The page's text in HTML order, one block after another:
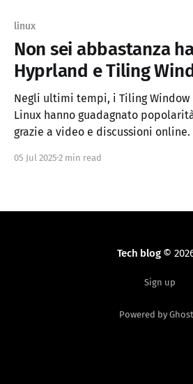
considering practical aspects such
consumption and completeness
linux
Non sei abbastanza
Hyprland e Tiling
Negli ultimi tempi, i Tiling Window
Linux hanno guadagnato
grazie a video e discussioni online.
generano così tanto interesse? In
05 Jul 2025 2 min read
Tech blog©
Sign up
Powered by Ghost